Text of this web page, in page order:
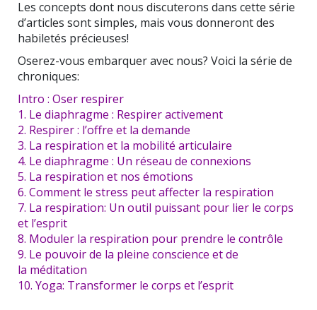
Les concepts dont nous discuterons dans cette série
d’articles sont simples, mais vous donneront des
habiletés précieuses!
Oserez-vous embarquer avec nous? Voici la série de
chroniques:
Intro : Oser respirer
1. Le diaphragme : Respirer activement
2. Respirer : l’offre et la demande
3. La respiration et la mobilité articulaire
4. Le diaphragme : Un réseau de connexions
5. La respiration et nos émotions
6. Comment le stress peut affecter la respiration
7. La respiration: Un outil puissant pour lier le corps
et l’esprit
8. Moduler la respiration pour prendre le contrôle
9. Le pouvoir de la pleine conscience et de
la méditation
10. Yoga: Transformer le corps et l’esprit